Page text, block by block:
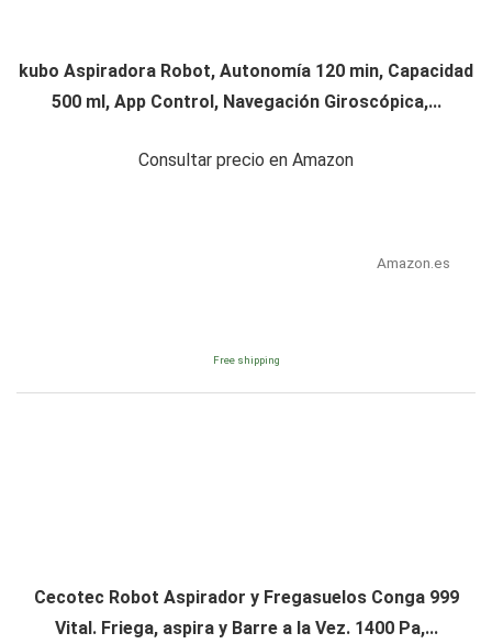
kubo Aspiradora Robot, Autonomía 120 min, Capacidad
500 ml, App Control, Navegación Giroscópica,...
Consultar precio en Amazon
Amazon.es
Free shipping
Cecotec Robot Aspirador y Fregasuelos Conga 999
Vital. Friega, aspira y Barre a la Vez. 1400 Pa,...